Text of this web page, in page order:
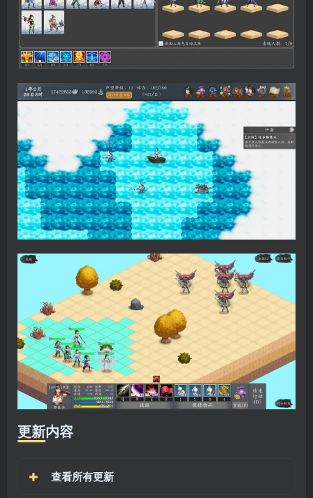
更新内容
查看所有更新